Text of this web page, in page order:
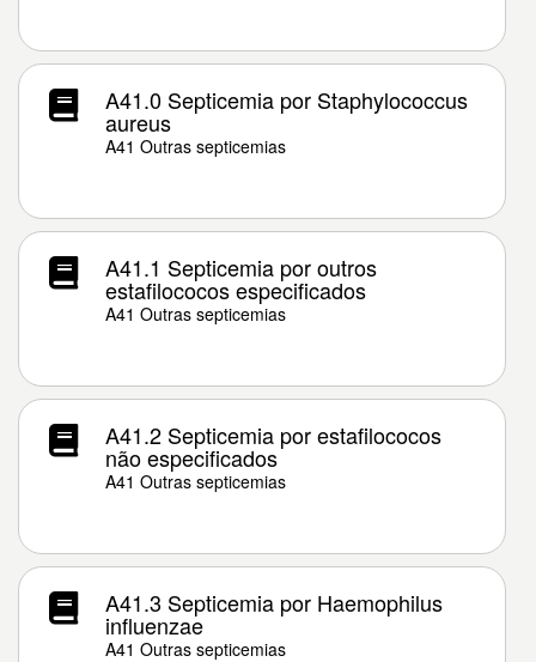
A41.0 Septicemia por Staphylococcus
aureus
A41 Outras septicemias
A41.1 Septicemia por outros
estafilococos especificados
A41 Outras septicemias
A41.2 Septicemia por estafilococos
não especificados
A41 Outras septicemias
A41.3 Septicemia por Haemophilus
influenzae
A41 Outras septicemias